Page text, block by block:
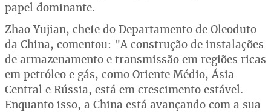
papel dominante.
Zhao Yujian, chefe do Departamento de Oleoduto
da China, comentou: "A construção de instalações
de armazenamento e transmissão em regiões ricas
em petróleo e gás, como Oriente Médio, Ásia
Central e Rússia, está em crescimento estável.
Enquanto isso, a China está avançando com a sua